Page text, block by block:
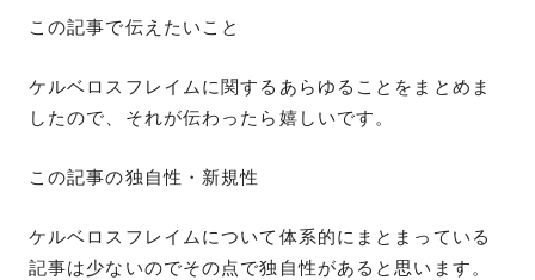
この記事で伝えたいこと
ケルベロスフレイムに関するあらゆることをまとめま
したので、それが伝わったら嬉しいです。
この記事の独自性・新規性
ケルベロスフレイムについて体系的にまとまっている
記事は少ないのでその点で独自性があると思います。